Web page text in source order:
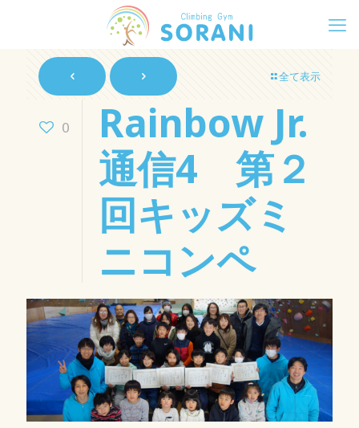
全て表示
0
Rainbow Jr.
通信4 第２
回キッズミ
ニコンペ